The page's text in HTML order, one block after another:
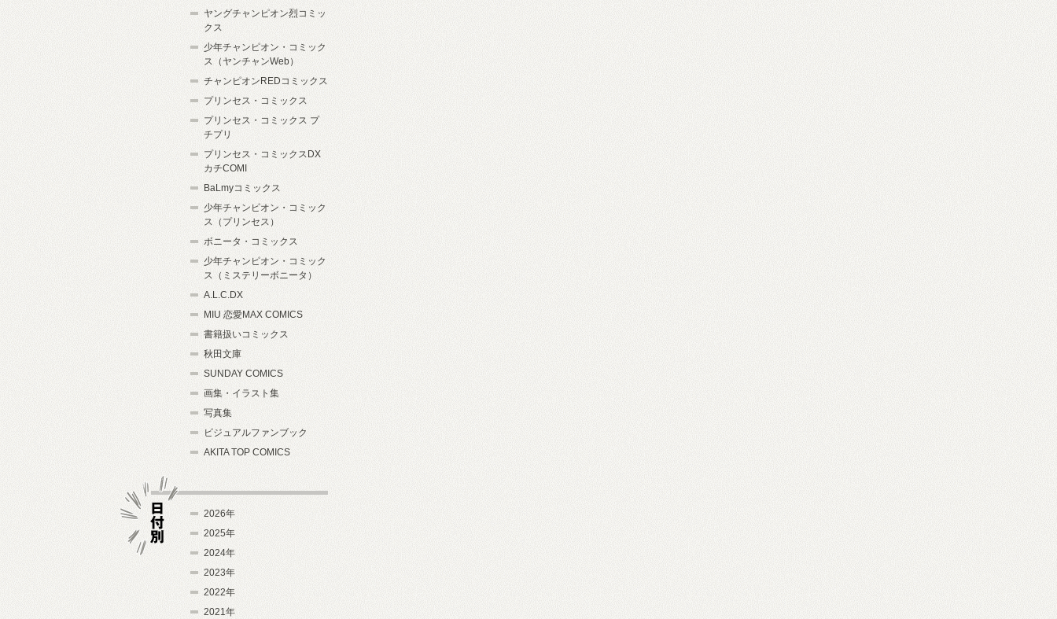
ヤングチャンピオン烈コミッ
クス
少年チャンピオン・コミック
ス（ヤンチャンWeb）
チャンピオンREDコミックス
プリンセス・コミックス
プリンセス・コミックス プ
チプリ
プリンセス・コミックスDX
カチCOMI
BaLmyコミックス
少年チャンピオン・コミック
ス（プリンセス）
ボニータ・コミックス
少年チャンピオン・コミック
ス（ミステリーボニータ）
A.L.C.DX
MIU 恋愛MAX COMICS
書籍扱いコミックス
秋田文庫
SUNDAY COMICS
画集・イラスト集
写真集
ビジュアルファンブック
AKITA TOP COMICS
2026年
2025年
2024年
2023年
2022年
2021年